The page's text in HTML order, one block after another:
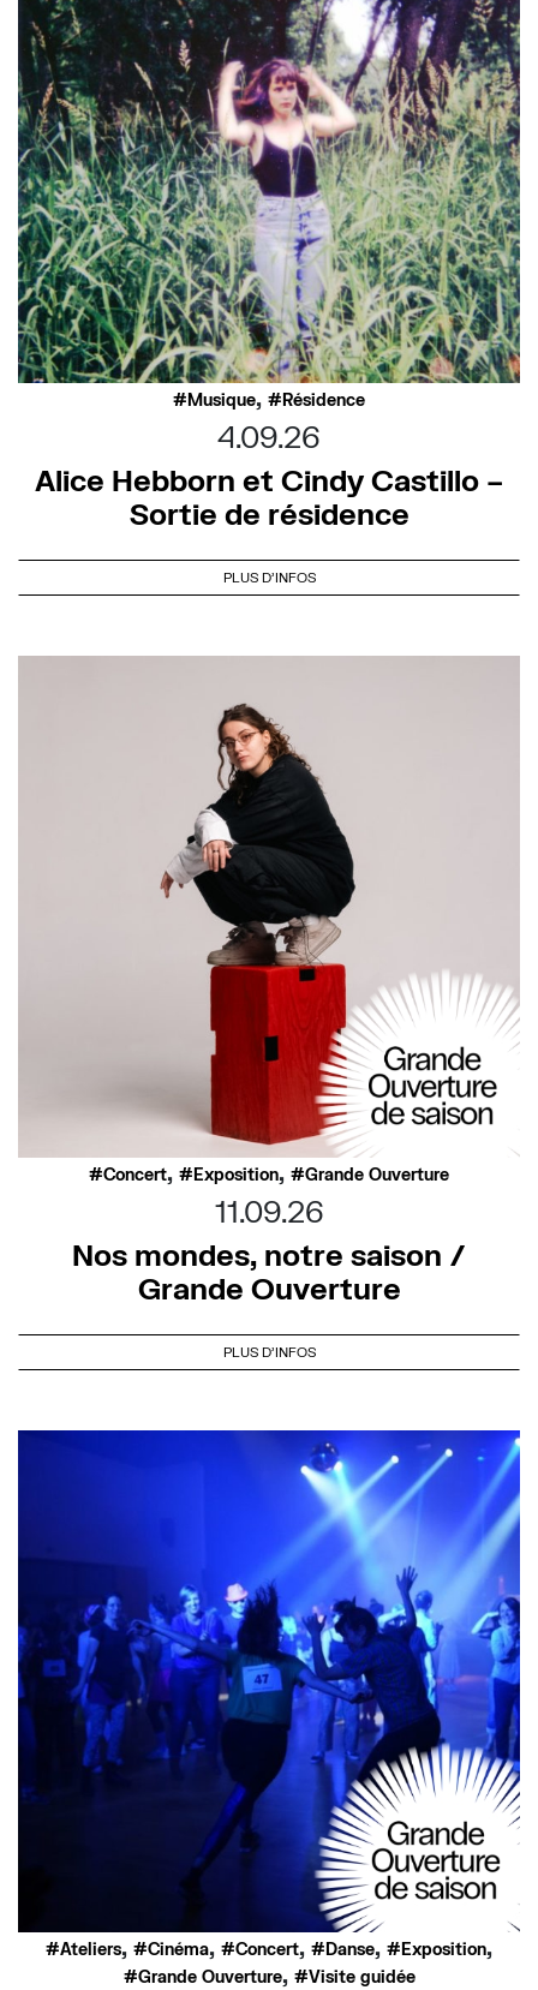
Musique, Résidence
4.09.26
Alice Hebborn et Cindy Castillo –
Sortie de résidence
PLUS D'INFOS
Concert, Exposition, Grande Ouverture
11.09.26
Nos mondes, notre saison /
Grande Ouverture
PLUS D'INFOS
Ateliers, Cinéma, Concert, Danse, Exposition,
Grande Ouverture, Visite guidée